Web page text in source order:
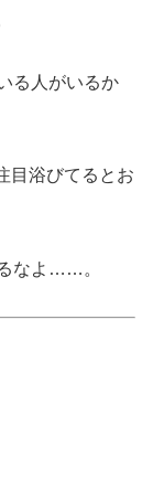
る人がいるか
目浴びてるとお
なよ……。